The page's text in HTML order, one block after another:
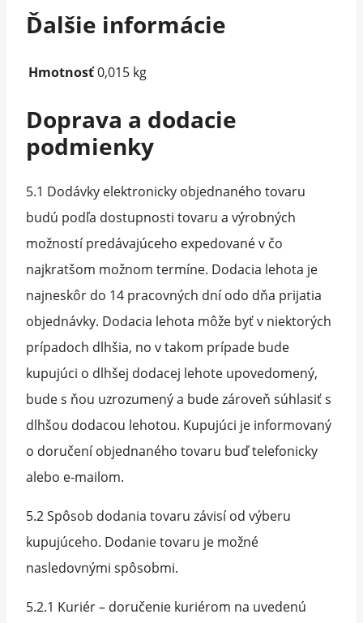
Ďalšie informácie
Hmotnosť0,015 kg
Doprava a dodacie
podmienky
5.1 Dodávky elektronicky objednaného tovaru
budú podľa dostupnosti tovaru a výrobných
možností predávajúceho expedované v čo
najkratšom možnom termíne. Dodacia lehota je
najneskôr do 14 pracovných dní odo dňa prijatia
objednávky. Dodacia lehota môže byť v niektorých
prípadoch dlhšia, no v takom prípade bude
kupujúci o dlhšej dodacej lehote upovedomený,
bude s ňou uzrozumený a bude zároveň súhlasiť s
dlhšou dodacou lehotou. Kupujúci je informovaný
o doručení objednaného tovaru buď telefonicky
alebo e-mailom.
5.2 Spôsob dodania tovaru závisí od výberu
kupujúceho. Dodanie tovaru je možné
nasledovnými spôsobmi.
5.2.1 Kuriér – doručenie kuriérom na uvedenú